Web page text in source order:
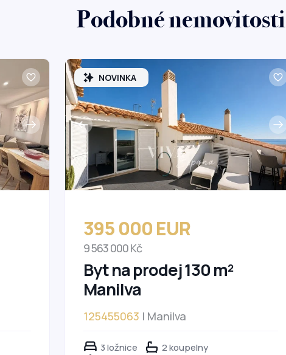
Podobné nemovitosti
NOVINKA
395 000 EUR
9 563 000 Kč
Byt na prodej 130 m²
Manilva
125455063 | Manilva
3 ložnice
2 koupelny